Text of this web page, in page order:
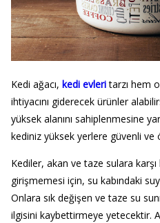
Kedi ağacı, kedi evleritarzı hem
ihtiyacını giderecek ürünler
yüksek alanını sahiplenmesine
kediniz yüksek yerlere güvenli ve
Kediler, akan ve taze sulara
girişmemesi için, su kabındaki
Onlara sık değişen ve taze su
ilgisini kaybettirmeye yetecektir.